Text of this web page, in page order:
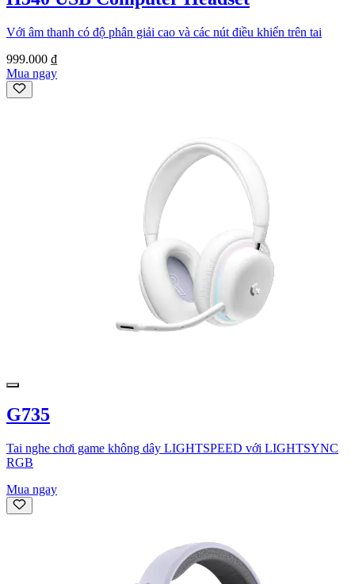
Với âm thanh có độ phân giải cao và các nút điều khiển trên tai
999.000 ₫
Mua ngay
G735
Tai nghe chơi game không dây LIGHTSPEED với LIGHTSYNC
RGB
Mua ngay